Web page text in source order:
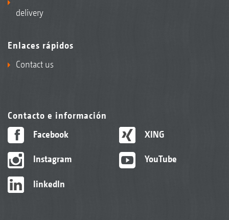
delivery
Enlaces rápidos
Contact us
Contacto e información
Facebook
Instagram
linkedIn
XING
YouTube